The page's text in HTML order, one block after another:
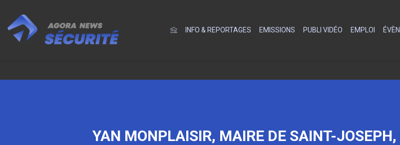
INFO & REPORTAGES EMISSIONS PUBLI VIDÉO EMPLOI
YAN MONPLAISIR, MAIRE DE SAINT-